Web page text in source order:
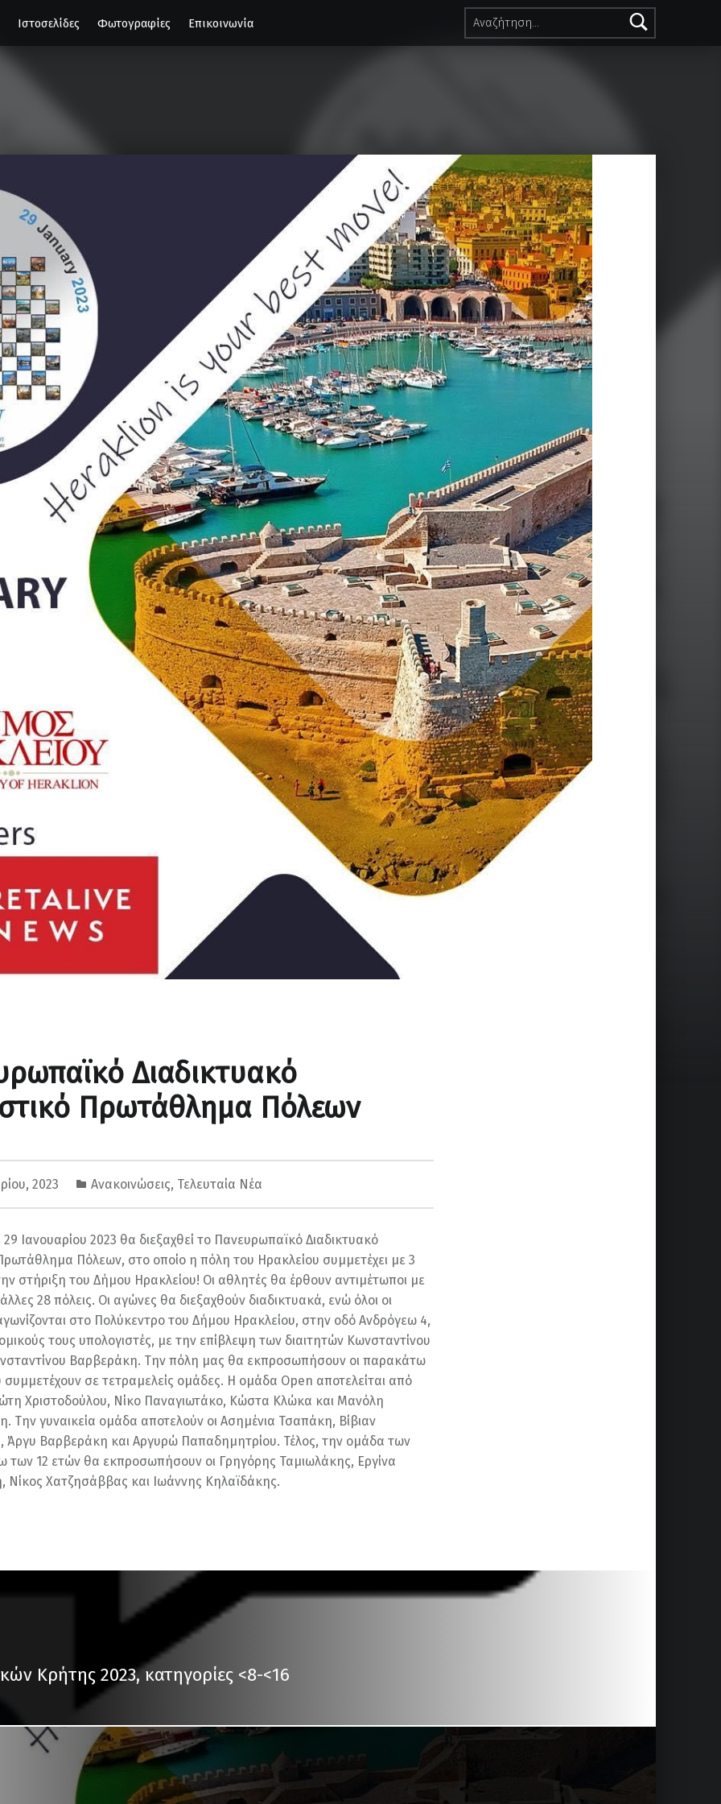
Αναζήτηση για:
Ιστοσελίδες
Φωτογραφίες Επικοινωνία
Διαδικτυακό
Πρωτάθλημα Πόλεων
2023 Ανακοινώσεις, Τελευταία Νέα
Ιανουαρίου 2023 θα διεξαχθεί το Πανευρωπαϊκό Διαδικτυακό
Πόλεων, στο οποίο η πόλη του Ηρακλείου συμμετέχει με 3
στήριξη του Δήμου Ηρακλείου! Οι αθλητές θα έρθουν αντιμέτωποι με
28 πόλεις. Οι αγώνες θα διεξαχθούν διαδικτυακά, ενώ όλοι οι
στο Πολύκεντρο του Δήμου Ηρακλείου, στην οδό Ανδρόγεω 4,
τους υπολογιστές, με την επίβλεψη των διαιτητών Κωνσταντίνου
Βαρβεράκη. Την πόλη μας θα εκπροσωπήσουν οι παρακάτω
σε τετραμελείς ομάδες. Η ομάδα Open αποτελείται από
Χριστοδούλου, Νίκο Παναγιωτάκο, Κώστα Κλώκα και Μανόλη
Την γυναικεία ομάδα αποτελούν οι Ασημένια Τσαπάκη, Βίβιαν
Άργυ Βαρβεράκη και Αργυρώ Παπαδημητρίου. Τέλος, την ομάδα των
των 12 ετών θα εκπροσωπήσουν οι Γρηγόρης Ταμιωλάκης, Εργίνα
Νίκος Χατζησάββας και Ιωάννης Κηλαϊδάκης.
Κρήτης 2023, κατηγορίες <8-<16